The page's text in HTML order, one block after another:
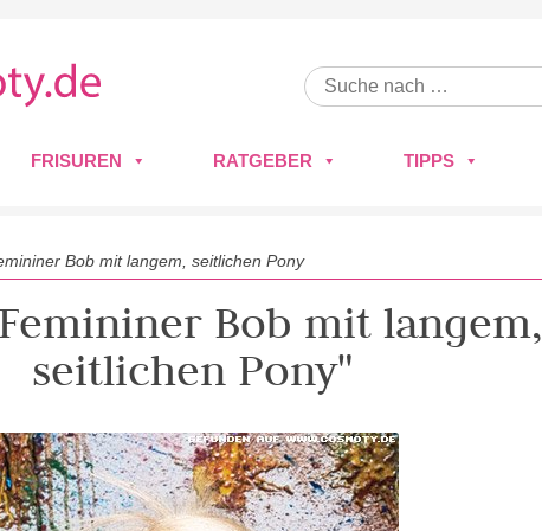
FRISUREN RATGEBER TIPPS
Bob mit langem, seitlichen Pony
Bob mit langem,
seitlichen Pony"